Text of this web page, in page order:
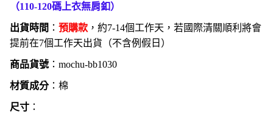
（110-120碼上衣無肩釦）
出貨時間 ： 預購款 ，約7-14個工作天，若國際清關順利將會
提前在7個工作天出貨（不含例假日）
商品貨號： mochu-bb1030
材質成分：棉
尺寸 ：